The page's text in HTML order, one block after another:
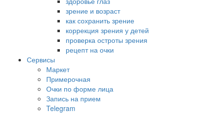
зрение и возраст
как сохранить зрение
коррекция зрения у детей
проверка остроты зрения
рецепт на очки
Сервисы
Маркет
Примерочная
Очки по форме лица
Запись на прием
Telegram